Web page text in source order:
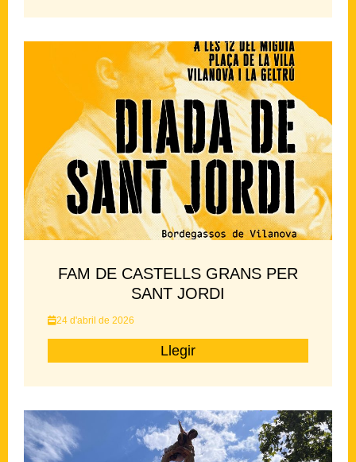
FAM DE CASTELLS GRANS PER
SANT JORDI
24 d'abril de 2026
Llegir